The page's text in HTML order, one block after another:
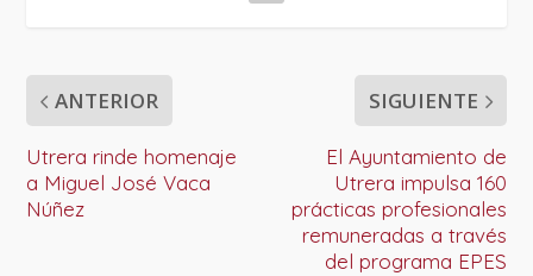
ANTERIOR
Utrera rinde homenaje
a Miguel José Vaca
Núñez
SIGUIENTE
El Ayuntamiento de
Utrera impulsa 160
prácticas profesionales
remuneradas a través
del programa EPES